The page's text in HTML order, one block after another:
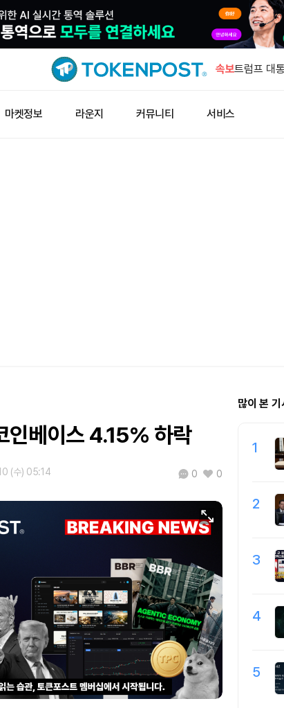
속보
아서 헤이
트럼프 대
마켓정보 라운지 커뮤니티 서비스
인베이스 4.15% 하락
(수) 05:14 0 0
많이 본 기
1
2
3
4
5